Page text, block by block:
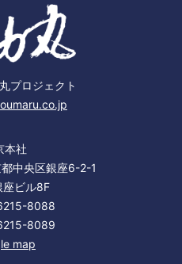
プロジェクト
本社
中央区銀座6-2-1
座ビル8F
8088
8089
map